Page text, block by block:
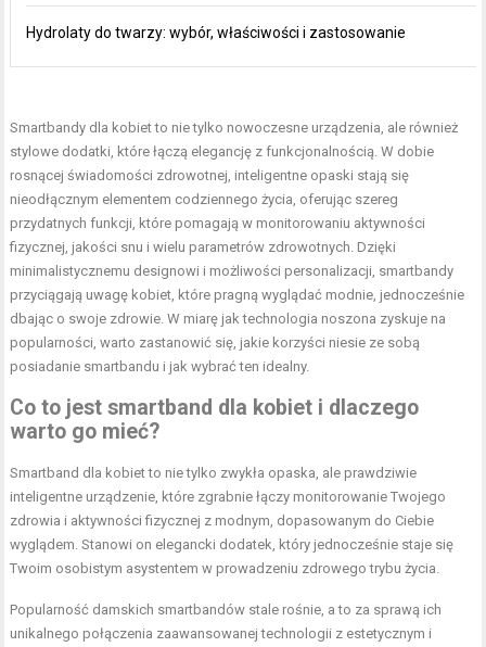
Hydrolaty do twarzy: wybór, właściwości i zastosowanie
Smartbandy dla kobiet to nie tylko nowoczesne urządzenia, ale również
stylowe dodatki, które łączą elegancję z funkcjonalnością. W dobie
rosnącej świadomości zdrowotnej, inteligentne opaski stają się
nieodłącznym elementem codziennego życia, oferując szereg
przydatnych funkcji, które pomagają w monitorowaniu aktywności
fizycznej, jakości snu i wielu parametrów zdrowotnych. Dzięki
minimalistycznemu designowi i możliwości personalizacji, smartbandy
przyciągają uwagę kobiet, które pragną wyglądać modnie, jednocześnie
dbając o swoje zdrowie. W miarę jak technologia noszona zyskuje na
popularności, warto zastanowić się, jakie korzyści niesie ze sobą
posiadanie smartbandu i jak wybrać ten idealny.
Co to jestsmartband dla kobiet i dlaczego
warto go mieć?
Smartband dla kobietto nie tylko zwykła opaska, ale prawdziwie
inteligentne urządzenie, które zgrabnie łączy monitorowanie Twojego
zdrowia i aktywności fizycznej z modnym, dopasowanym do Ciebie
wyglądem. Stanowi on elegancki dodatek, który jednocześnie staje się
Twoim osobistym asystentem w prowadzeniu zdrowego trybu życia.
Popularność damskich smartbandów stale rośnie, a to za sprawą ich
unikalnego połączenia zaawansowanej technologii z estetycznym i